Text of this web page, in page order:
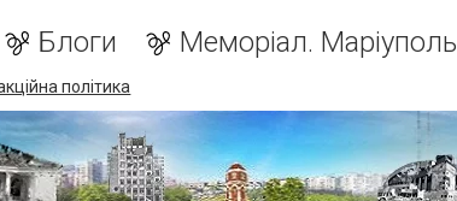
Блоги Меморіал. Маріуполь
політика